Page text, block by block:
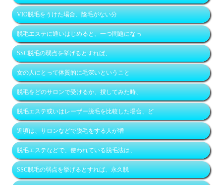
VIO脱毛をうけた場合、陰毛がない分
脱毛エステに通いはじめると、一つ問題になっ
SSC脱毛の弱点を挙げるとすれば、
女の人にとって体質的に毛深いということ
脱毛をどのサロンで受けるか、捜してみた時、
脱毛エステ或いはレーザー脱毛を比較した場合、ど
近頃は、サロンなどで脱毛をする人が増
脱毛エステなどで、使われている脱毛法は、
SSC脱毛の弱点を挙げるとすれば、永久脱